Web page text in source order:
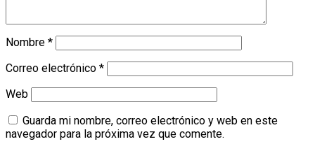
Nombre *
Correo electrónico *
Web
Guarda mi nombre, correo electrónico y web en este
navegador para la próxima vez que comente.